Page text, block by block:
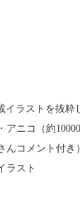
イラストを抜粋
アニコ（約
んコメント付き）
ラスト